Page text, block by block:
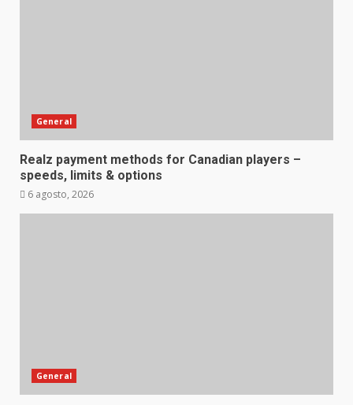
General
Realz payment methods for Canadian players –
speeds, limits & options
6 agosto, 2026
General